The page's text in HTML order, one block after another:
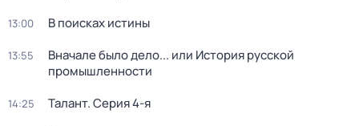
13:00 В поисках истины
13:55
Вначале было дело... или История русской
промышленности
14:25 Талант. Серия 4-я